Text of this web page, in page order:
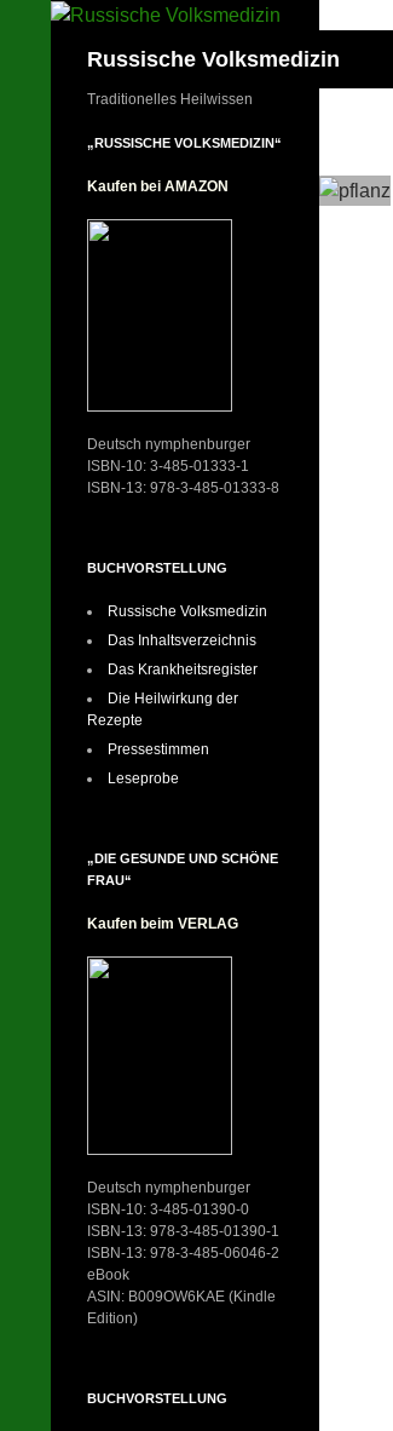
Russische Volksmedizin
Traditionelles Heilwissen
„RUSSISCHE VOLKSMEDIZIN“
Kaufen bei AMAZON
Deutsch nymphenburger
ISBN-10: 3-485-01333-1
ISBN-13: 978-3-485-01333-8
BUCHVORSTELLUNG
Russische Volksmedizin
Das Inhaltsverzeichnis
Das Krankheitsregister
Die Heilwirkung der
Rezepte
Pressestimmen
Leseprobe
„DIE GESUNDE UND SCHÖNE
FRAU“
Kaufen beim VERLAG
Deutsch nymphenburger
ISBN-10: 3-485-01390-0
ISBN-13: 978-3-485-01390-1
ISBN-13: 978-3-485-06046-2
eBook
ASIN: B009OW6KAE (Kindle
Edition)
BUCHVORSTELLUNG